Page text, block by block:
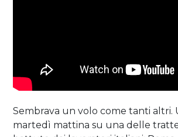
Sembrava un volo come tanti altri.
martedì mattina su una delle